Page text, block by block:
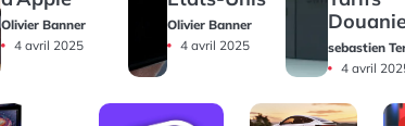
Olivier Banner
4 avril 2025
Olivier Banner
4 avril 2025
sebastien
4 avril